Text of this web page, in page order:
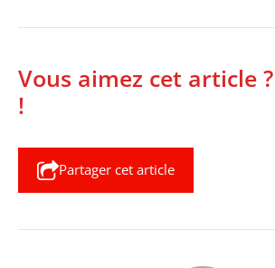
Vous aimez cet article
!
Partager cet article